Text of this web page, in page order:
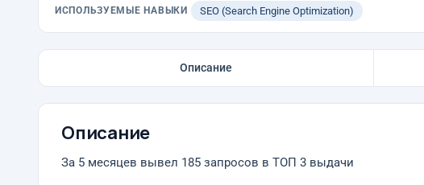
ИСПОЛЬЗУЕМЫЕ НАВЫКИ SEO (Search Engine Optimization)
Описание
Описание
За 5 месяцев вывел 185 запросов в ТОП 3 выдачи